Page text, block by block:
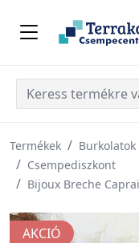
Termékek Burkolatok
Csempediszkont
Bijoux Breche
AKCIÓ